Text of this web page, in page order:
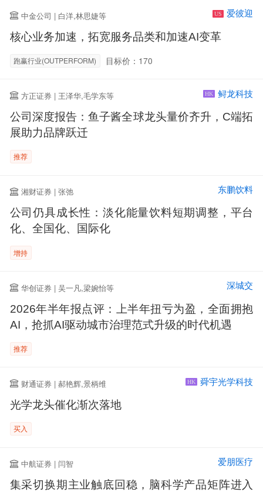
中金公司 | 白洋,林思婕等 US 爱彼迎
核心业务加速，拓宽服务品类和加速AI变革
跑赢行业(OUTPERFORM) 目标价：170
方正证券 | 王泽华,毛学东等 HK 鲟龙科技
公司深度报告：鱼子酱全球龙头量价齐升，C端拓
展助力品牌跃迁
推荐
湘财证券 | 张弛 东鹏饮料
公司仍具成长性：淡化能量饮料短期调整，平台
化、全国化、国际化
增持
华创证券 | 吴一凡,梁婉怡等 深城交
2026年半年报点评：上半年扭亏为盈，全面拥抱
AI，抢抓AI驱动城市治理范式升级的时代机遇
推荐
财通证券 | 郝艳辉,景柄维 HK 舜宇光学科技
光学龙头催化渐次落地
买入
中航证券 | 闫智 爱朋医疗
集采切换期主业触底回稳，脑科学产品矩阵进入